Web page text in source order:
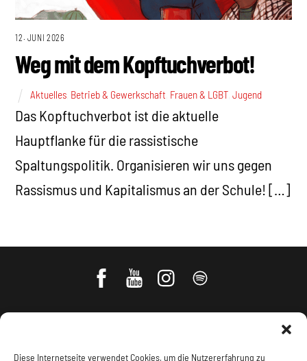
Diese Internetseite verwendet Cookies, um die Nutzererfahrung zu
12. JUNI 2026
Weg mit dem Kopftuchverbot!
Aktuelles Betrieb & Gewerkschaft Frauen & LGBT ,Jugend
Das Kopftuchverbot ist die aktuelle
Hauptflanke für die rassistische
Spaltungspolitik. Organisieren wir uns gegen
Rassismus und Kapitalismus an der Schule! […]